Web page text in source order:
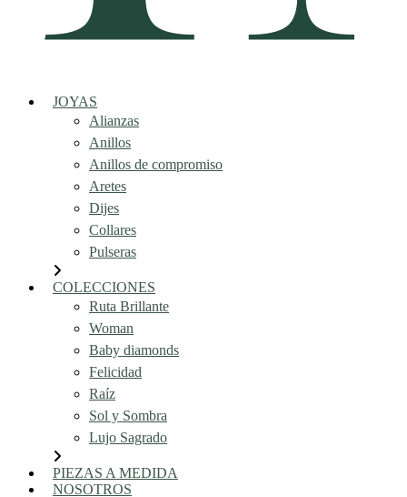
JOYAS
Alianzas
Anillos
Anillos de compromiso
Aretes
Dijes
Collares
Pulseras
COLECCIONES
Ruta Brillante
Woman
Baby diamonds
Felicidad
Raíz
Sol y Sombra
Lujo Sagrado
PIEZAS A MEDIDA
NOSOTROS